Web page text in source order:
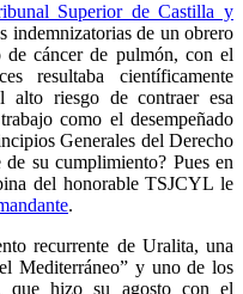
Superior de Castilla y
indemnizatorias de un obrero
cáncer de pulmón, con el
resultaba científicamente
alto riesgo de contraer esa
como el desempeñado
Generales del Derecho
su cumplimiento? Pues en
del honorable TSJCYL le
.
recurrente de Uralita, una
Mediterráneo” y uno de los
que hizo su agosto con el